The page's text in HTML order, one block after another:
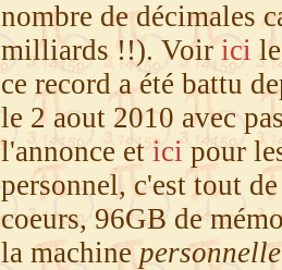
nombre de décimales
milliards !!). Voir ici
ce record a été battu
le 2 aout 2010 avec
l'annonce eticipour
personnel, c'est tout
coeurs, 96GB de
la machine personnelle